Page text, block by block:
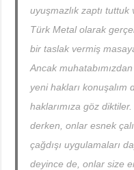
uyuşmazlık zaptı tuttuk
Türk Metal olarak
bir taslak vermiş
Ancak
yeni hakları konuşalım
haklarımıza göz
derken, onlar esnek
çağdışı uygulamaları
deyince de, onlar size